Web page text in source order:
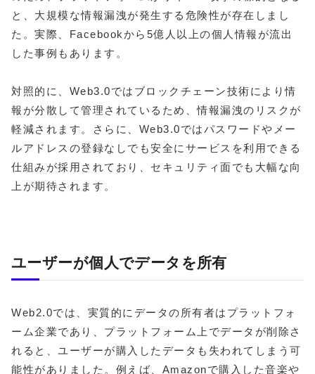
と、大規模な情報漏洩が発生する危険性が存在しまし
た。実際、Facebookから5億人以上の個人情報が流出
した事例もあります。
対照的に、Web3.0ではブロックチェーン技術により情
報が分散して管理されているため、情報漏洩のリスクが
軽減されます。さらに、Web3.0ではパスワードやメー
ルアドレスの登録なしでも安全にサービスを利用できる
仕組みが採用されており、セキュリティ面でも大幅な向
上が期待されます。
ユーザーが個人でデータを所有
Web2.0では、実質的にデータの所有者はプラットフォ
ーム企業であり、プラットフォーム上でデータが削除さ
れると、ユーザーが購入したデータも失われてしまう可
能性がありました。例えば、Amazonで購入した音楽や